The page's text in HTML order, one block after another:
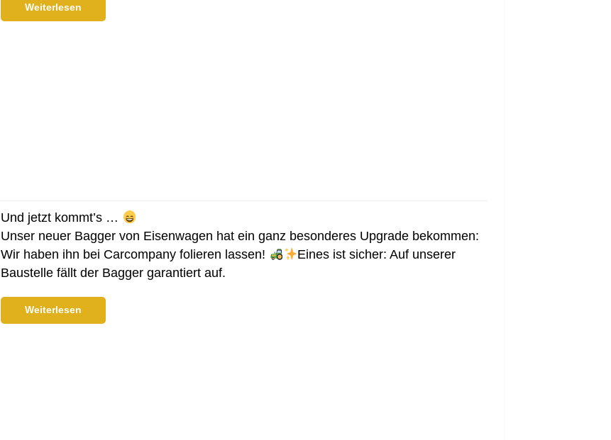
Weiterlesen
Und jetzt kommt’s …
Unser neuer Bagger von Eisenwagen hat ein ganz besonderes Upgrade bekommen:
Wir haben ihn bei Carcompany folieren lassen!
Eines ist sicher: Auf unserer
Baustelle fällt der Bagger garantiert auf.
Weiterlesen